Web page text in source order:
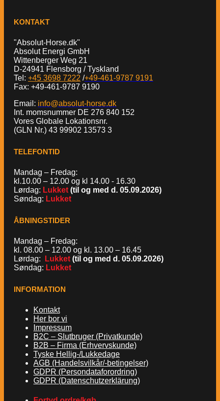
KONTAKT
"Absolut-Horse.dk"
Absolut Energi GmbH
Wittenberger Weg 21
D-24941 Flensborg / Tyskland
Tel: +45 3698 7222 /+49-461-9787 9191
Fax: +49-461-9787 9190
Email: info@absolut-horse.dk
Int. momsnummer DE 276 840 152
Vores Globale Lokationsnr.
(GLN Nr.) 43 99902 13573 3
TELEFONTID
Mandag – Fredag:
kl.10.00 – 12.00 og kl 14.00 - 16.30
Lørdag: Lukket (til og med d. 05.09.2026)
Søndag: Lukket
ÅBNINGSTIDER
Mandag – Fredag:
kl. 08.00 – 12.00 og kl. 13.00 – 16.45
Lørdag:
Lukket (til og med d. 05.09.2026)
Søndag: Lukket
INFORMATION
Kontakt
Her bor vi
Impressum
B2C – Slutbruger (Privatkunde)
B2B – Firma (Erhvervskunde)
Tyske Hellig-/Lukkedage
AGB (Handelsvilkår/-betingelser)
GDPR (Persondataforordring)
GDPR (Datenschutzerklärung)